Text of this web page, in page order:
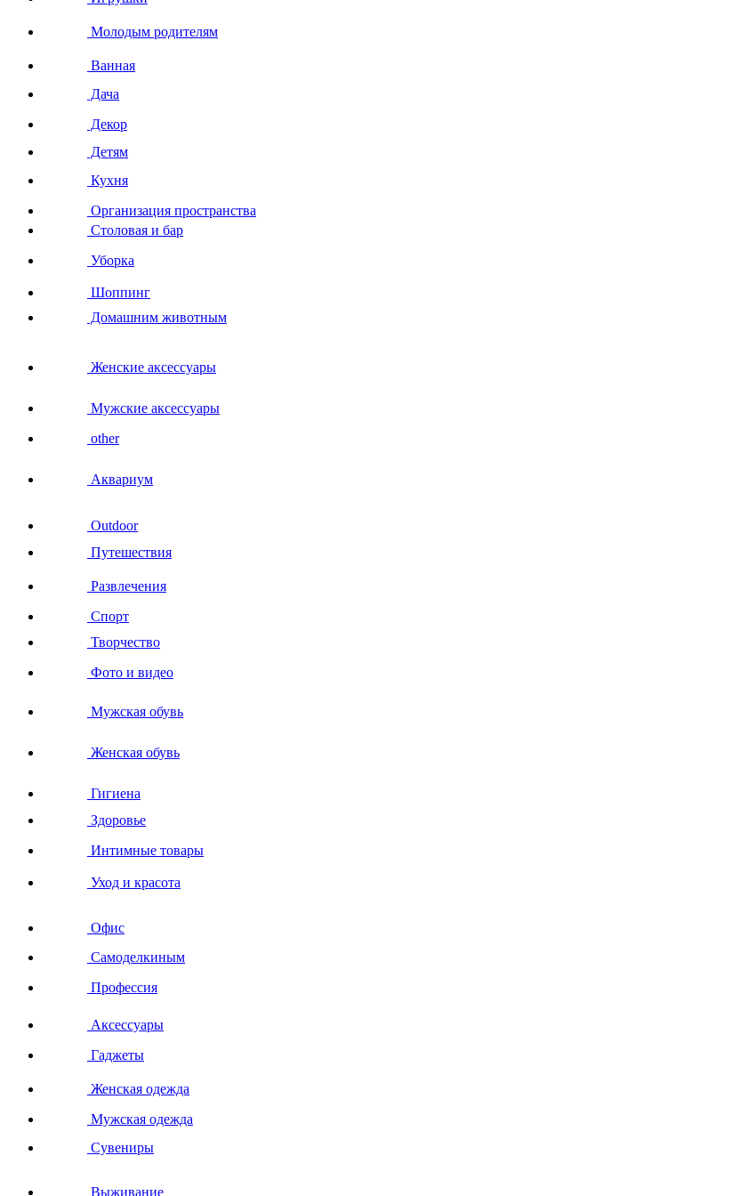
Молодым родителям
Ванная
Дача
Декор
Детям
Кухня
Организация пространства
Столовая и бар
Уборка
Шоппинг
Домашним животным
Женские аксессуары
Мужские аксессуары
other
Аквариум
Outdoor
Путешествия
Развлечения
Спорт
Творчество
Фото и видео
Мужская обувь
Женская обувь
Гигиена
Здоровье
Интимные товары
Уход и красота
Офис
Самоделкиным
Профессия
Аксессуары
Гаджеты
Женская одежда
Мужская одежда
Сувениры
Выживание